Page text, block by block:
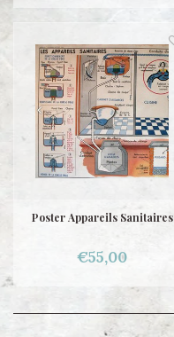
Poster Appareils Sanitaires
€55,00